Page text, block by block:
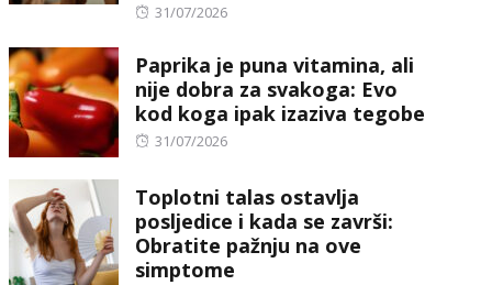
Posted
31/07/2026
Paprika je puna vitamina, ali
nije dobra za svakoga: Evo
kod koga ipak izaziva tegobe
Posted
31/07/2026
Toplotni talas ostavlja
posljedice i kada se završi:
Obratite pažnju na ove
simptome